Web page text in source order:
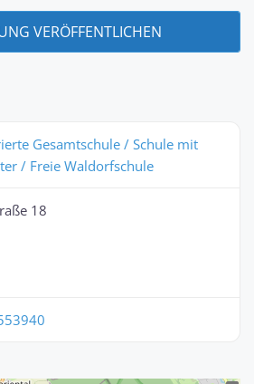
Gesamtschule / Schule mit
/ Freie Waldorfschule
18